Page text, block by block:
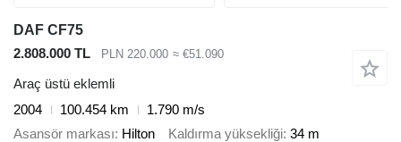
DAF CF75
2.808.000 TL
PLN 220.000 ≈ €51.090
Araç üstü eklemli
2004
100.454 km
1.790 m/s
Asansör markası Hilton Kaldırma yüksekliği 34 m